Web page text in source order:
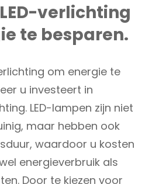
verlichting
te besparen.
om energie te
u investeert in
LED-lampen zijn niet
maar hebben ook
waardoor u kosten
energieverbruik als
Door te kiezen voor